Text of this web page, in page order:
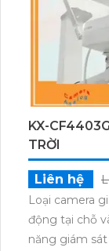
KX-
TRỜI
Liên hệ
Loại camera
động tại chỗ
năng giám